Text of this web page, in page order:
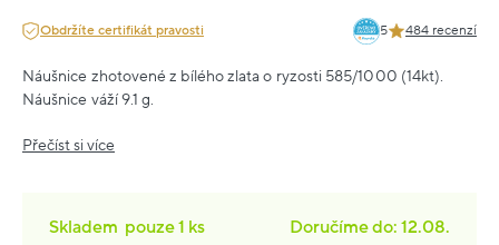
Obdržíte certifikát pravosti 5 484 recenzí
Náušnice zhotovené z bílého zlata o ryzosti 585/1000 (14kt).
Náušnice váží 9.1 g.
Přečíst si více
Skladem pouze1 ks
Doručíme do: 12.08.